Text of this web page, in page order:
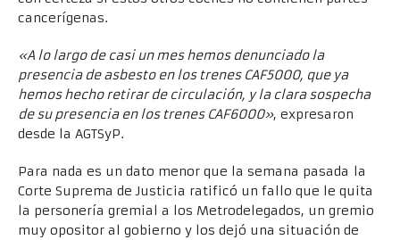
cancerígenas.
«A lo largo de casi un mes hemos denunciado la
presencia de asbesto en los trenes CAF5000, que ya
hemos hecho retirar de circulación, y la clara sospecha
de su presencia en los trenes CAF6000», expresaron
desde la AGTSyP.
Para nada es un dato menor que la semana pasada la
Corte Suprema de Justicia ratificó un fallo que le quita
la personería gremial a los Metrodelegados, un gremio
muy opositor al gobierno y los dejó una situación de